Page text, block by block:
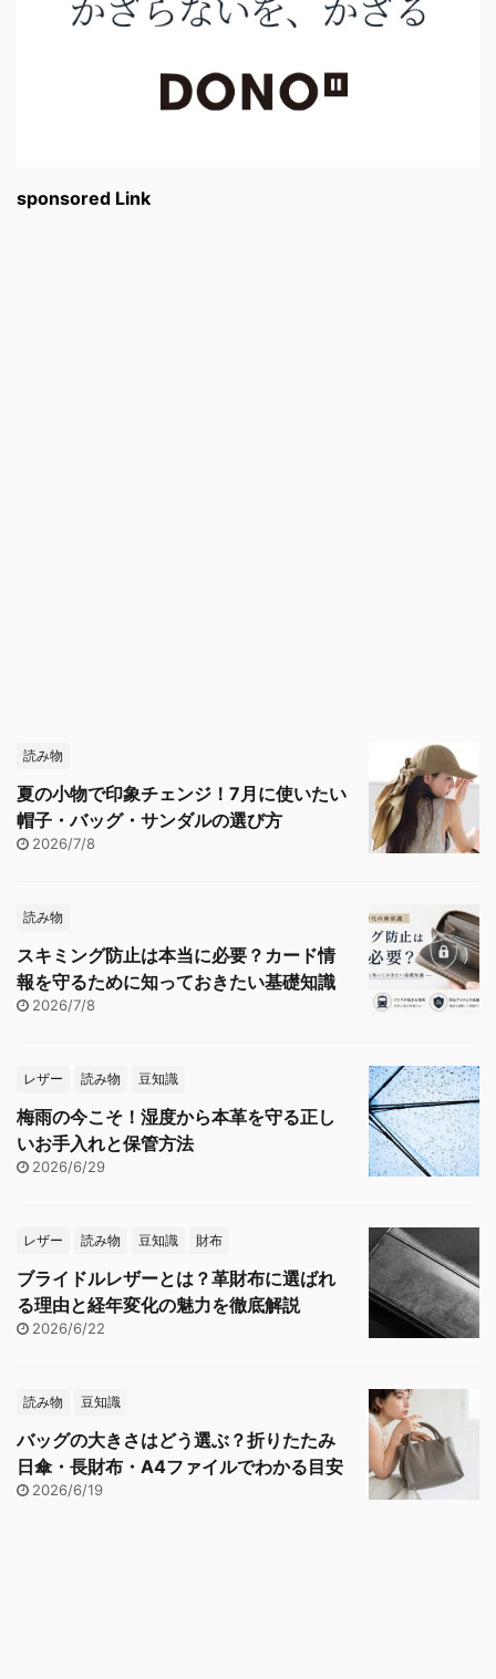
sponsored Link
読み物
夏の小物で印象チェンジ！7月に使いたい
帽子・バッグ・サンダルの選び方
2026/7/8
読み物
スキミング防止は本当に必要？カード情
報を守るために知っておきたい基礎知識
2026/7/8
レザー 読み物 豆知識
梅雨の今こそ！湿度から本革を守る正し
いお手入れと保管方法
2026/6/29
レザー 読み物 豆知識 財布
ブライドルレザーとは？革財布に選ばれ
る理由と経年変化の魅力を徹底解説
2026/6/22
読み物 豆知識
バッグの大きさはどう選ぶ？折りたたみ
日傘・長財布・A4ファイルでわかる目安
2026/6/19